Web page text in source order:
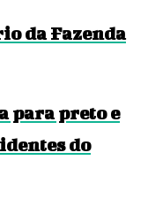
da Fazenda
para preto e
do